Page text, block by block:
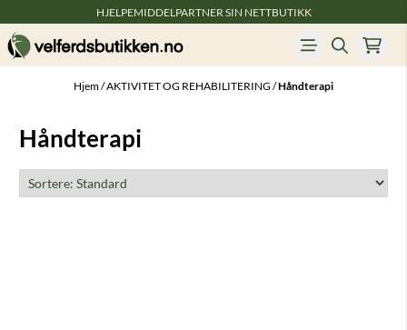
Hopp til innholdHJELPEMIDDELPARTNER SIN NETTBUTIKK
Hjem/AKTIVITET OG REHABILITERING /Håndterapi
Håndterapi